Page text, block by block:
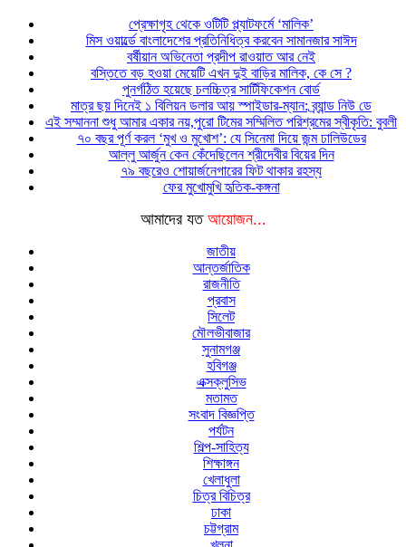
প্রেক্ষাগৃহ থেকে ওটিটি প্ল্যাটফর্মে ‘মালিক’
মিস ওয়ার্ল্ডে বাংলাদেশের প্রতিনিধিত্ব করবেন সামানজার সাঈদ
বর্ষীয়ান অভিনেতা প্রদীপ রাওয়াত আর নেই
বস্তিতে বড় হওয়া মেয়েটি এখন দুই বাড়ির মালিক, কে সে ?
পুনর্গঠিত হয়েছে চলচ্চিত্র সার্টিফিকেশন বোর্ড
মাত্র ছয় দিনেই ১ বিলিয়ন ডলার আয় স্পাইডার-ম্যান: ব্র্যান্ড নিউ ডে
এই সম্মাননা শুধু আমার একার নয়,পুরো টিমের সম্মিলিত পরিশ্রমের স্বীকৃতি: বুবলী
৭০ বছর পূর্ণ করল ‘মুখ ও মুখোশ’: যে সিনেমা দিয়ে জন্ম ঢালিউডের
আল্লু আর্জুন কেন কেঁদেছিলেন শ্রীদেবীর বিয়ের দিন
৭৯ বছরেও শোয়ার্জনেগারের ফিট থাকার রহস্য
ফের মুখোমুখি হৃতিক-কঙ্গনা
আমাদের যত আয়োজন...
জাতীয়
আন্তর্জাতিক
রাজনীতি
প্রবাস
সিলেট
মৌলভীবাজার
সুনামগঞ্জ
হবিগঞ্জ
এক্সক্লুসিভ
মতামত
সংবাদ বিজ্ঞপ্তি
পর্যটন
শিল্প-সাহিত্য
শিক্ষাঙ্গন
খেলাধুলা
চিত্র বিচিত্র
ঢাকা
চট্টগ্রাম